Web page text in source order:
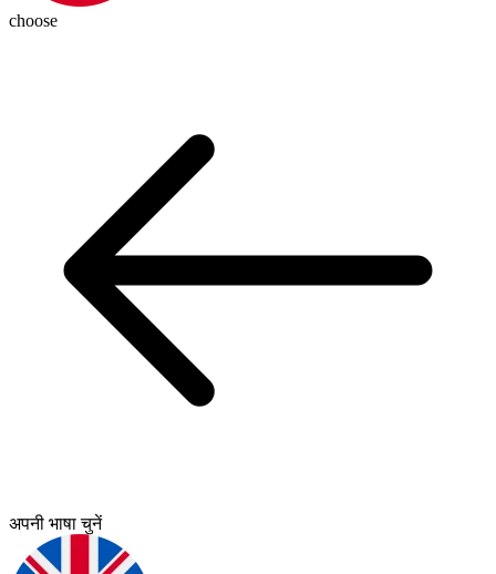
choose
अपनी भाषा चुनें